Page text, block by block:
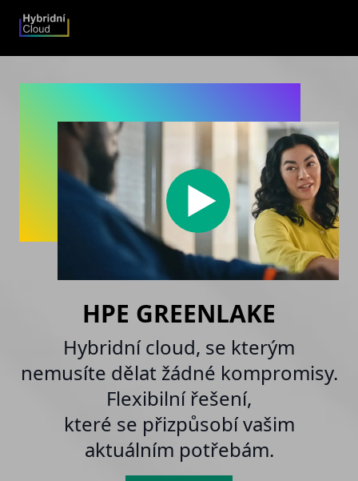
HPE GREENLAKE
Hybridní cloud, se kterým
nemusíte dělat žádné kompromisy.
Flexibilní řešení,
které se přizpůsobí vašim
aktuálním potřebám.